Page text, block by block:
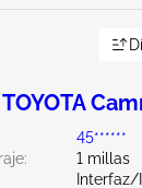
45******
1 millas